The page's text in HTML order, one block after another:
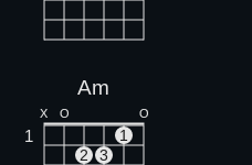
Am
X O O
1
1
2
3